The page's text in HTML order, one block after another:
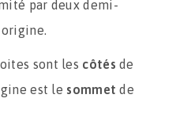
par deux demi-
sont les côtés de
est le sommet de